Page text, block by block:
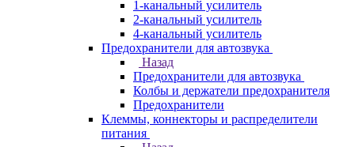
1-канальный усилитель
2-канальный усилитель
4-канальный усилитель
Предохранители для автозвука
Назад
Предохранители для автозвука
Колбы и держатели предохранителя
Предохранители
Клеммы, коннекторы и распределители
питания